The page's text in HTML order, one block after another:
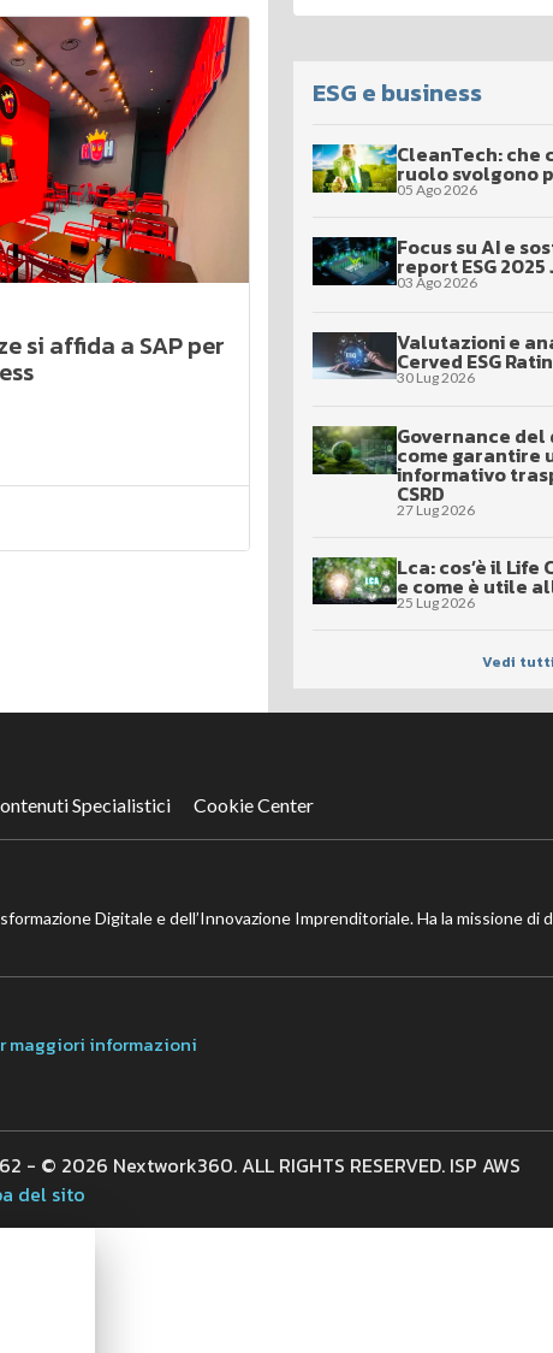
si affida a SAP per
ESG e business
CleanTech: che
ruolo svolgono
05 Ago 2026
Focus su AI e
report ESG 2025
03 Ago 2026
Valutazioni e
Cerved ESG
30 Lug 2026
Governance del
come garantire
informativo
CSRD
27 Lug 2026
Lca: cos’è il Life
e come è utile
25 Lug 2026
Vedi
Specialistici Cookie Center
Digitale e dell’Innovazione Imprenditoriale. Ha la missione di
maggiori informazioni
© 2026 Nextwork360. ALL RIGHTS RESERVED. ISP AWS
del sito